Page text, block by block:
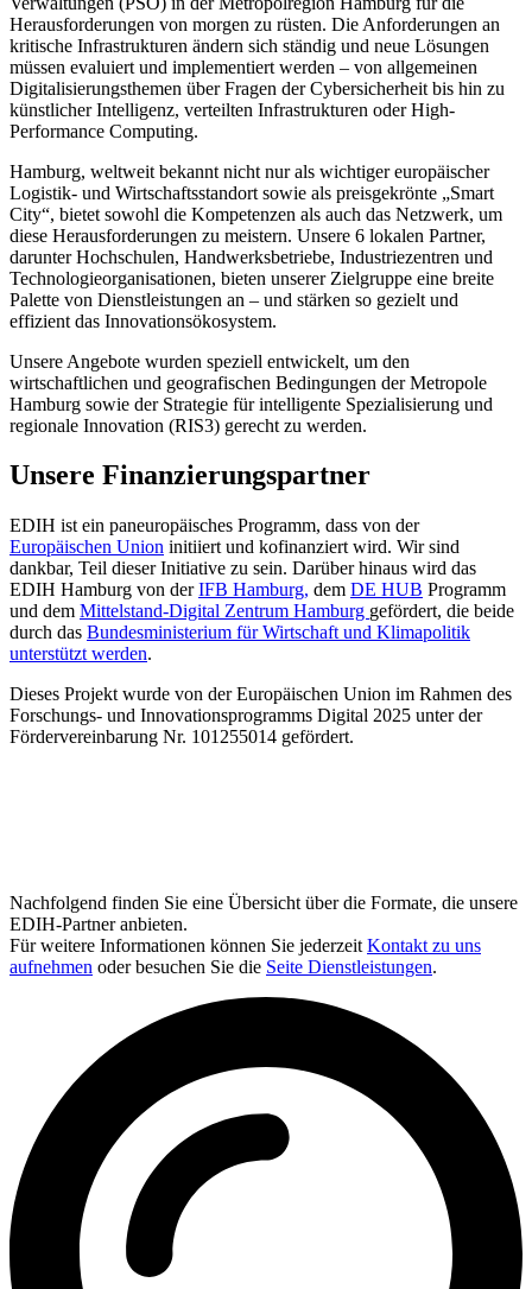
Herausforderungen von morgen zu rüsten. Die Anforderungen an
kritische Infrastrukturen ändern sich ständig und neue Lösungen
müssen evaluiert und implementiert werden – von allgemeinen
Digitalisierungsthemen über Fragen der Cybersicherheit bis hin zu
künstlicher Intelligenz, verteilten Infrastrukturen oder High-
Performance Computing.
Hamburg, weltweit bekannt nicht nur als wichtiger europäischer
Logistik- und Wirtschaftsstandort sowie als preisgekrönte „Smart
City“, bietet sowohl die Kompetenzen als auch das Netzwerk, um
diese Herausforderungen zu meistern. Unsere 6 lokalen Partner,
darunter Hochschulen, Handwerksbetriebe, Industriezentren und
Technologieorganisationen, bieten unserer Zielgruppe eine breite
Palette von Dienstleistungen an – und stärken so gezielt und
effizient das Innovationsökosystem.
Unsere Angebote wurden speziell entwickelt, um den
wirtschaftlichen und geografischen Bedingungen der Metropole
Hamburg sowie der Strategie für intelligente Spezialisierung und
regionale Innovation (RIS3) gerecht zu werden.
Unsere Finanzierungspartner
EDIH ist ein paneuropäisches Programm, dass von der
Europäischen Union initiiert und kofinanziert wird. Wir sind
dankbar, Teil dieser Initiative zu sein. Darüber hinaus wird das
EDIH Hamburg von derIFB Hamburg, dem DE HUB Programm
und dem Mittelstand-Digital Zentrum Hamburg gefördert, die beide
durch das Bundesministerium für Wirtschaft und Klimapolitik
unterstützt werden.
Dieses Projekt wurde von der Europäischen Union im Rahmen des
Forschungs- und Innovationsprogramms Digital 2025 unter der
Fördervereinbarung Nr. 101255014 gefördert.
Nachfolgend finden Sie eine Übersicht über die Formate, die unsere
EDIH-Partner anbieten.
Für weitere Informationen können Sie jederzeit Kontakt zu uns
aufnehmen oder besuchen Sie die Seite Dienstleistungen.